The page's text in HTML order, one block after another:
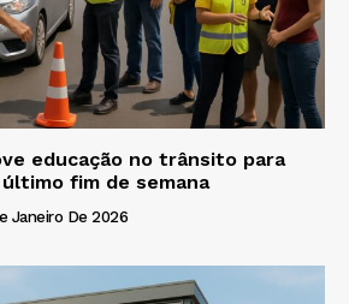
educação no trânsito para
fim de semana
Janeiro De 2026